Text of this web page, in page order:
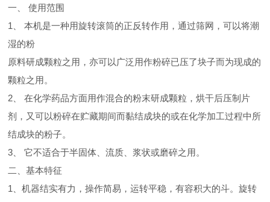
一、 使用范围
1、 本机是一种用旋转滚筒的正反转作用，通过筛网，可以将潮
湿的粉
原料研成颗粒之用，亦可以广泛用作粉碎已压了块子而为现成的
颗粒之用。
2、 在化学药品方面用作混合的粉末研成颗粒，烘干后压制片
剂，又可以粉碎在贮藏期间而黏结成块的或在化学加工过程中所
结成块的粉子。
3、 它不适合于半固体、流质、浆状或磨碎之用。
二、基本特征
1、机器结实有力，操作简易，运转平稳，有容积大的斗。旋转